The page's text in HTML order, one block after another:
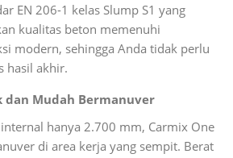
EN 206-1 kelas Slump S1 yang
kualitas beton memenuhi
modern, sehingga Anda tidak perlu
hasil akhir.
dan Mudah Bermanuver
hanya 2.700 mm, Carmix One
di area kerja yang sempit. Berat